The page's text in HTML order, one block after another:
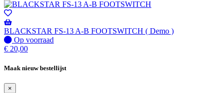
BLACKSTAR FS-13 A-B FOOTSWITCH ( Demo )
Op
voorraad
Op voorraad
€ 20,00
Maak nieuw bestellijst
×